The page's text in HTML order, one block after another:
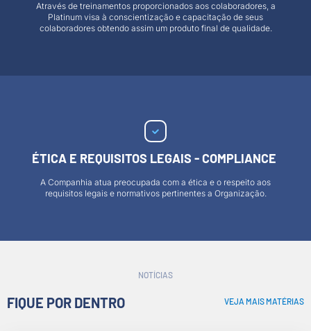
Através de treinamentos proporcionados aos colaboradores, a
Platinum visa à conscientização e capacitação de seus
colaboradores obtendo assim um produto final de qualidade.
ÉTICA E REQUISITOS LEGAIS - COMPLIANCE
A Companhia atua preocupada com a ética e o respeito aos
requisitos legais e normativos pertinentes a Organização.
NOTÍCIAS
FIQUE POR DENTRO VEJA MAIS MATÉRIAS